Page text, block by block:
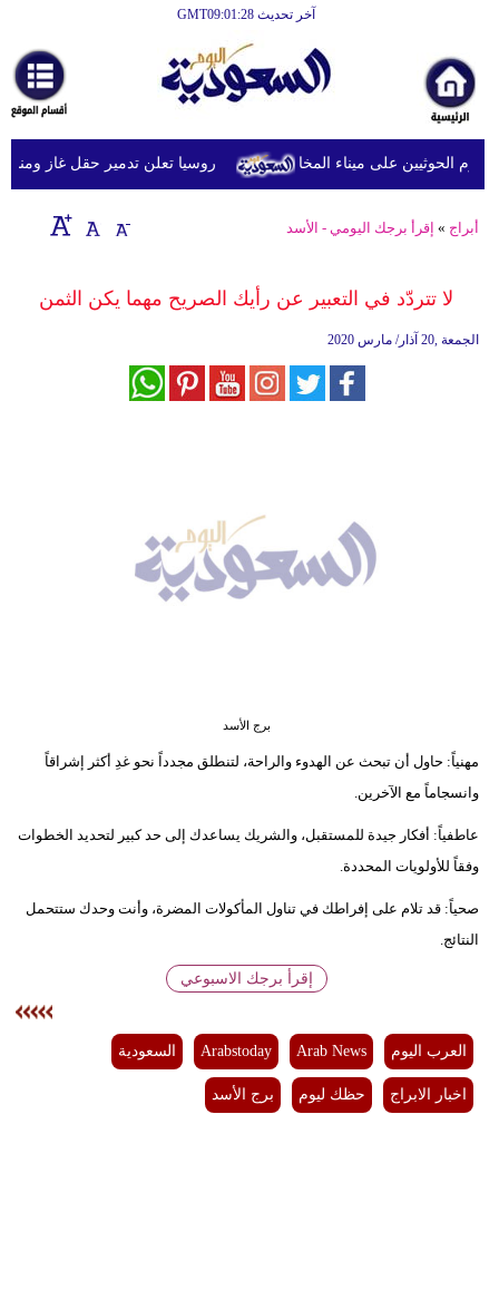
آخر تحديث GMT09:01:28
أخبارعاجلة
رياضة
ثقافة
إقتصاد
وموسيقى
مرأة
وتكنولوجيا
روسيا تعلن تدمير حقل غاز ومنشآت
أبراج » إقرأ برجك اليومي - الأسد
لا تتردّد في التعبير عن رأيك الصريح مهما يكن الثمن
الجمعة ,20 آذار/ مارس 2020
برج الأسد
مهنياً: حاول أن تبحث عن الهدوء والراحة، لتنطلق مجدداً نحو غدِ أكثر إشراقاً
وانسجاماً مع الآخرين.
عاطفياً: أفكار جيدة للمستقبل، والشريك يساعدك إلى حد كبير لتحديد الخطوات
وفقاً للأولويات المحددة.
صحياً: قد تلام على إفراطك في تناول المأكولات المضرة، وأنت وحدك ستتحمل
النتائج.
إقرأ برجك الاسبوعي
العرب اليوم Arab News
Arabstoday السعودية
اخبار الابراج حظك ليوم برج الأسد